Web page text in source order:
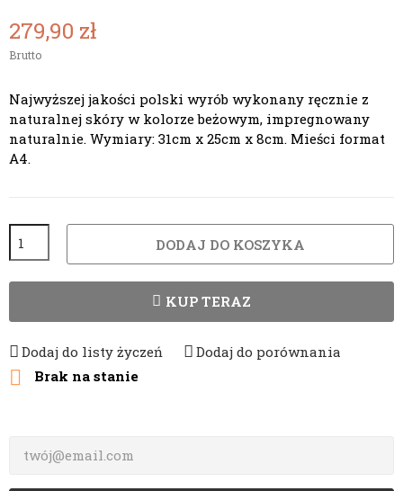
279,90 zł
Brutto
Najwyższej jakości polski wyrób wykonany ręcznie z
naturalnej skóry w kolorze beżowym, impregnowany
naturalnie. Wymiary: 31cm x 25cm x 8cm. Mieści format
A4.
DODAJ DO KOSZYKA
KUP TERAZ
Dodaj do listy życzeń Dodaj do porównania
 Brak na stanie